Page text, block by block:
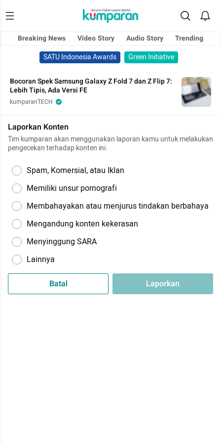
Breaking News Video Story Audio Story
Trending
SATU Indonesia Awards
Green Initiative
Bocoran Spek Samsung Galaxy Z Fold 7 dan Z Flip 7:
Lebih Tipis, Ada Versi FE
kumparanTECH
Laporkan Konten
Tim kumparan akan menggunakan laporan kamu untuk melakukan
pengecekan terhadap konten ini.
Spam, Komersial, atau Iklan
Memiliki unsur pornografi
Membahayakan atau menjurus tindakan berbahaya
Mengandung konten kekerasan
Menyinggung SARA
Lainnya
Batal Laporkan